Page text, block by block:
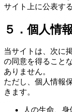
サイト上に公表す
５．個人情
当サイトは、次に
の同意を得ること
ありません。
ただし、個人情報
きます。
人の生命、